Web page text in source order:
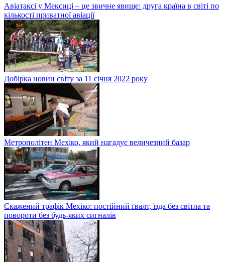
Авіатаксі у Мексиці – це звичне явище: друга країна в світі по
кількості приватної авіації
Добірка новин світу за 11 січня 2022 року
Метрополітен Мехіко, який нагадує величезний базар
Скажений трафік Мехіко: постійний ґвалт, їзда без світла та
повороти без будь-яких сигналів